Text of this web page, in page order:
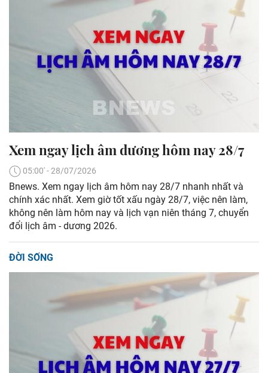
Xem ngay lịch âm dương hôm nay 28/7
05:00' - 28/07/2026
Bnews. Xem ngay lịch âm hôm nay 28/7 nhanh nhất và
chính xác nhất. Xem giờ tốt xấu ngày 28/7, việc nên làm,
không nên làm hôm nay và lịch vạn niên tháng 7, chuyển
đổi lịch âm - dương 2026.
ĐỜI SỐNG